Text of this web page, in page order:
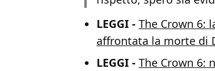
LEGGI - The Crown 6:
affrontata la morte di
LEGGI - The Crown 6: